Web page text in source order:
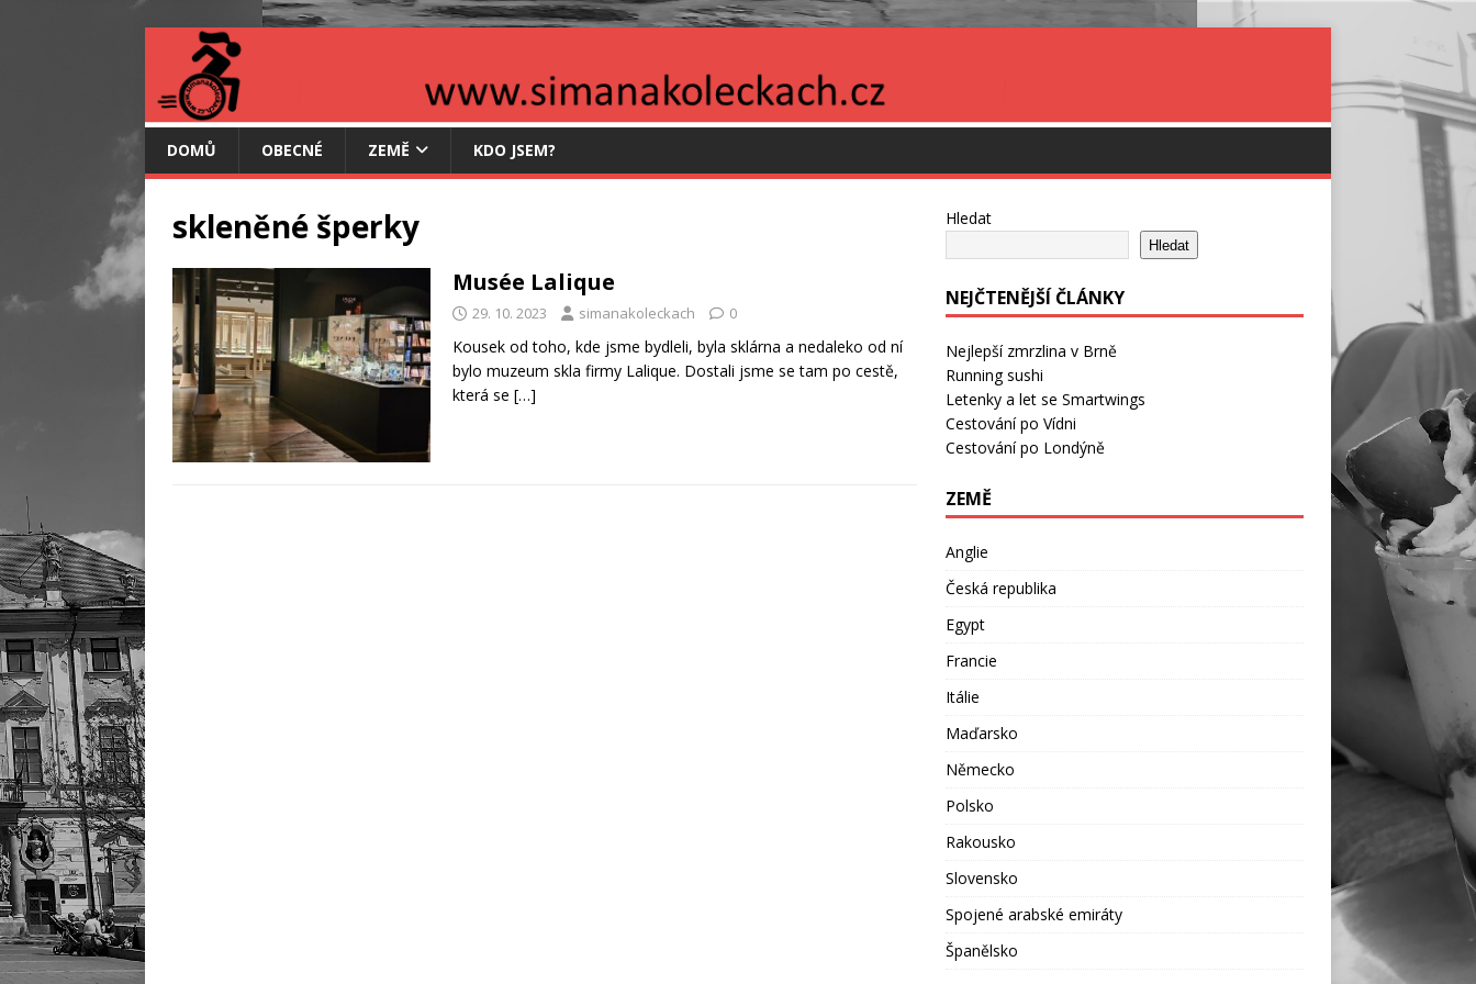
DOMŮ OBECNÉ ZEMĚ KDO JSEM?
skleněné šperky
Musée Lalique
29. 10. 2023 simanakoleckach 0
Kousek od toho, kde jsme bydleli, byla sklárna a nedaleko od ní
bylo muzeum skla firmy Lalique. Dostali jsme se tam po cestě,
která se […]
Hledat
Hledat
NEJČTENĚJŠÍ ČLÁNKY
Nejlepší zmrzlina v Brně
Running sushi
Letenky a let se Smartwings
Cestování po Vídni
Cestování po Londýně
ZEMĚ
Anglie
Česká republika
Egypt
Francie
Itálie
Maďarsko
Německo
Polsko
Rakousko
Slovensko
Spojené arabské emiráty
Španělsko